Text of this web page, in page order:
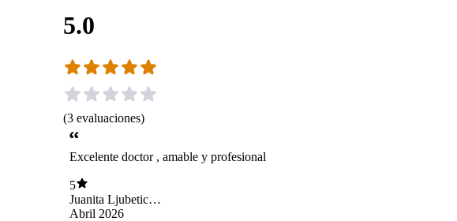
5.0
(3 evaluaciones)
Excelente doctor , amable y profesional
5
Juanita Ljubetic
Aguilera
Abril 2026